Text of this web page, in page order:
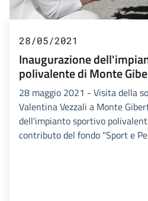
28/05/2021
Inaugurazione
polivalente di Monte
28 maggio 2021 - Visita della
Valentina Vezzali a Monte
dell'impianto sportivo
contributo del fondo "Sport e